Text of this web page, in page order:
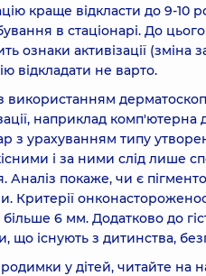
краще відкласти до 9-10
в стаціонарі. До
ознаки активізації
відкладати не варто.
використанням
наприклад
з урахуванням типу
і за ними слід лише
Аналіз покаже, чи є
Критерії
6 мм. Додатково до
що існують з дитинства,
у дітей, читайте на